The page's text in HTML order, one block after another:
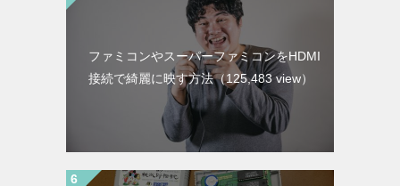
ファミコンやスーパーファミコンをHDMI
接続で綺麗に映す方法（125,483 view）